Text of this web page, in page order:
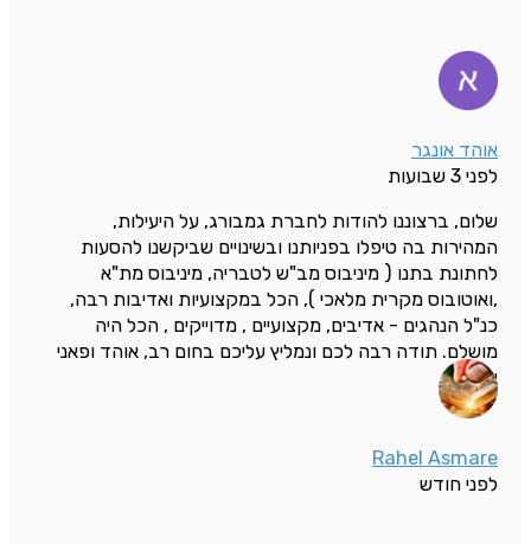
אוהד אונגר
לפני 3 שבועות
שלום, ברצוננו להודות לחברת גמבורג, על היעילות,
המהירות בה טיפלו בפניותנו ובשינויים שביקשנו להסעות
לחתונת בתנו ( מיניבוס מב"ש לטבריה, מיניבוס מת"א
,ואוטובוס מקרית מלאכי ), הכל במקצועיות ואדיבות רבה,
כנ"ל הנהגים - אדיבים, מקצועיים , מדוייקים , הכל היה
מושלם. תודה רבה לכם ונמליץ עליכם בחום רב, אוהד ופאני
אונגר
Rahel Asmare
לפני חודש